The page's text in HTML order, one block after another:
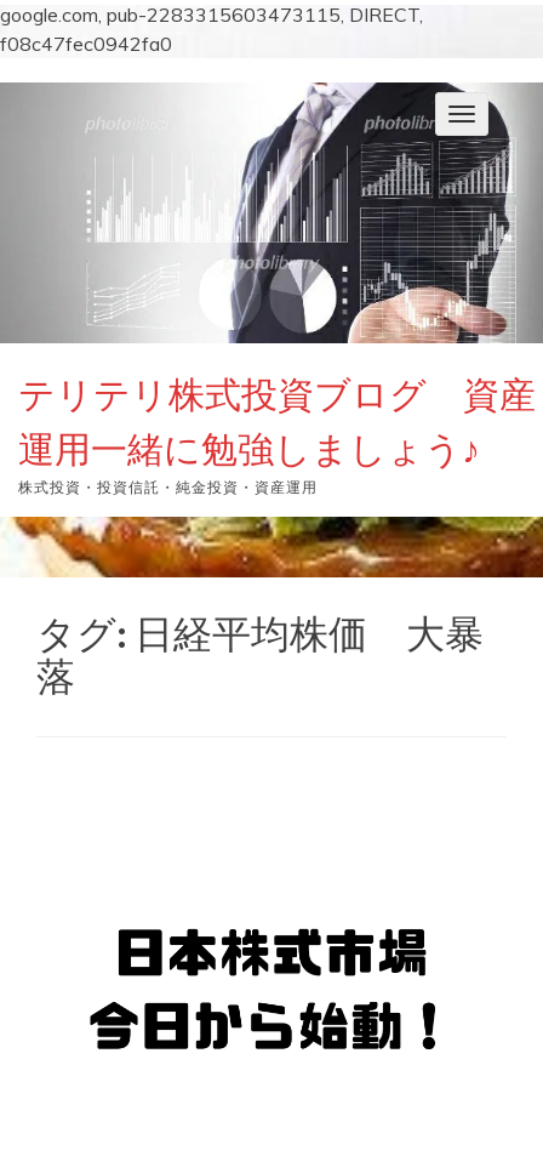
google.com, pub-2283315603473115, DIRECT,
f08c47fec0942fa0
ナ
ビ
ゲ
ー
シ
ョ
ン
を
切
り
替
テリテリ株式投資ブログ 資産
運用一緒に勉強しましょう♪
株式投資・投資信託・純金投資・資産運用
タグ: 日経平均株価 大暴
落